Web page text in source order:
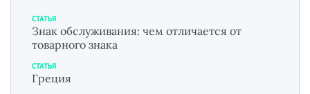
СТАТЬЯ
Знак обслуживания: чем отличается от
товарного знака
СТАТЬЯ
Греция